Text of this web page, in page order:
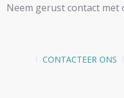
Neem gerust contact met
CONTACTEER ONS